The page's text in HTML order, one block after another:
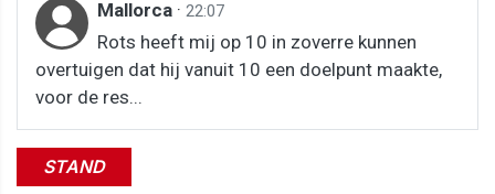
Mallorca · 22:07
Rots heeft mij op 10 in zoverre kunnen
overtuigen dat hij vanuit 10 een doelpunt maakte,
voor de res...
STAND